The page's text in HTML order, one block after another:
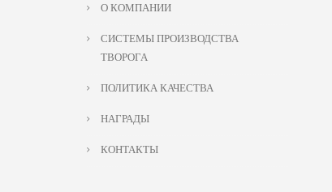
О КОМПАНИИ
СИСТЕМЫ ПРОИЗВОДСТВА
ТВОРОГА
ПОЛИТИКА КАЧЕСТВА
НАГРАДЫ
КОНТАКТЫ